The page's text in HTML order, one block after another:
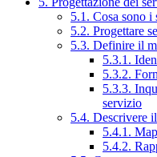
5.1. Cosa sono i
5.2. Progettare
5.3. Definire il
5.3.1.
5.3.2.
5.3.3.
servizio
5.4. Descrivere
5.4.1.
5.4.2.